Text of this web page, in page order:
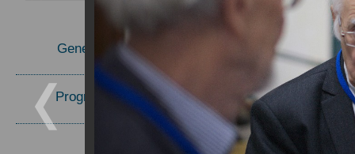
General Information
Program Committee
Topics
09.11.2016